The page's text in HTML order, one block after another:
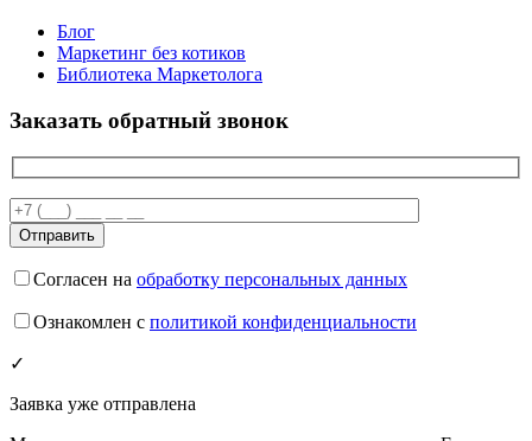
Блог
Маркетинг без котиков
Библиотека Маркетолога
Заказать обратный звонок
Согласен на обработку персональных данных
Ознакомлен с политикой конфиденциальности
✓
Заявка уже отправлена